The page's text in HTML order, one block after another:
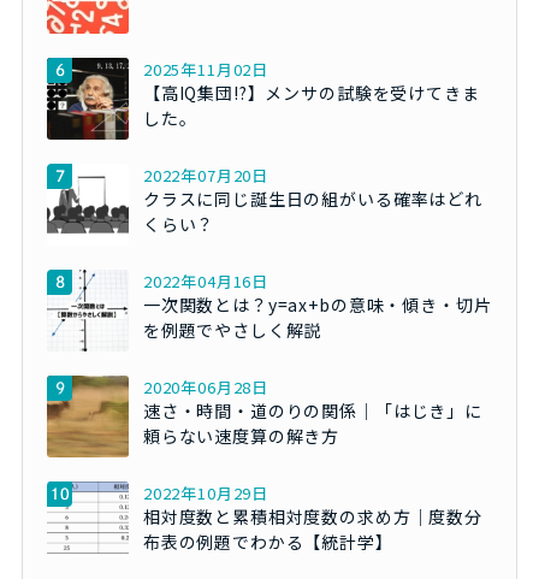
2025年11月02日
【高IQ集団!?】メンサの試験を受けてきま
した。
2022年07月20日
クラスに同じ誕生日の組がいる確率はどれ
くらい？
2022年04月16日
一次関数とは？y=ax+bの意味・傾き・切片
を例題でやさしく解説
2020年06月28日
速さ・時間・道のりの関係｜「はじき」に
頼らない速度算の解き方
2022年10月29日
相対度数と累積相対度数の求め方｜度数分
布表の例題でわかる【統計学】